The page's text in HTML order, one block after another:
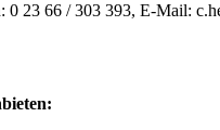
0 23 66 / 303 393, E-Mail: